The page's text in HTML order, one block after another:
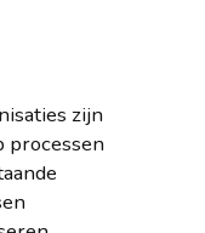
zijn
processen